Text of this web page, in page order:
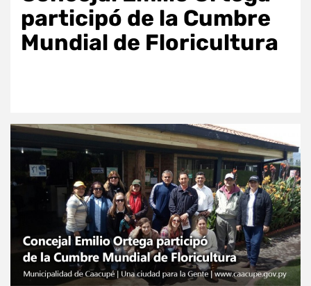
participó de la Cumbre
Mundial de Floricultura